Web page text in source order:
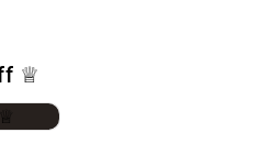
приятных
У всех свои,
:)). В общем, вот такая
♕